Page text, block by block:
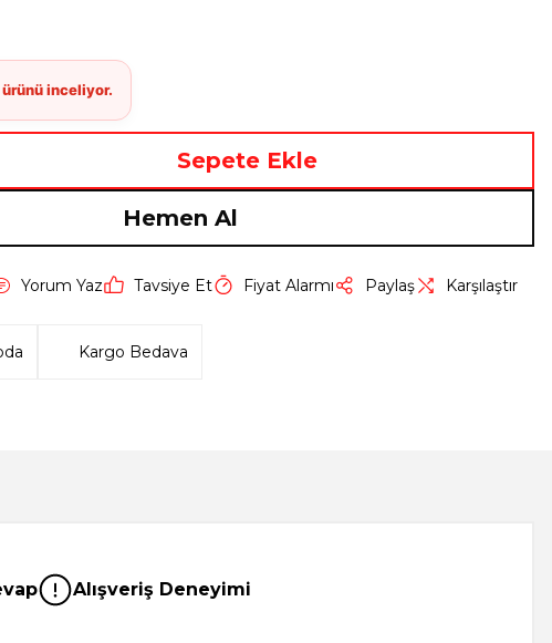
Sepete Ekle
Hemen Al
Yorum Yaz Tavsiye Et Fiyat Alarmı Paylaş Karşılaştır
Kargo Bedava
Alışveriş Deneyimi